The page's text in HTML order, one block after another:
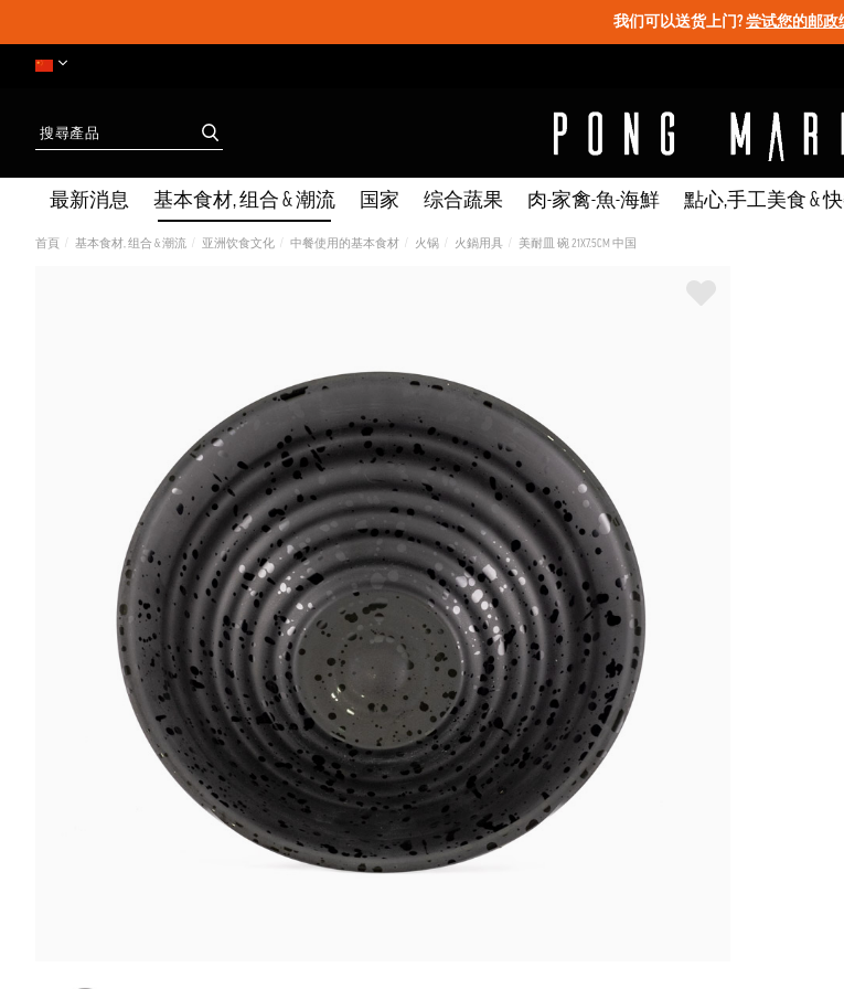
我们可以送货上门?尝试您的邮政
最新消息 基本食材, 组合 & 潮流 国家 综合蔬果 肉-家禽-魚-海鮮 點心,手工美食 &
首頁 基本食材, 组合 & 潮流 亚洲饮食文化 中餐使用的基本食材 火锅 火鍋用具 美耐皿 碗 21X7.5CM 中国